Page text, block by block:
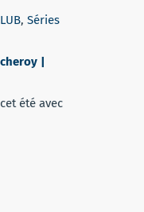
, Séries
|
été avec